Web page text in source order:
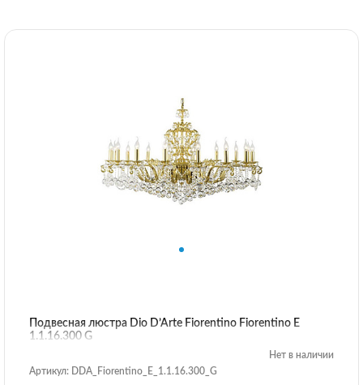
Подвесная люстра Dio D’Arte Fiorentino Fiorentino E
1.1.16.300 G
Нет в наличии
Артикул: DDA_Fiorentino_E_1.1.16.300_G